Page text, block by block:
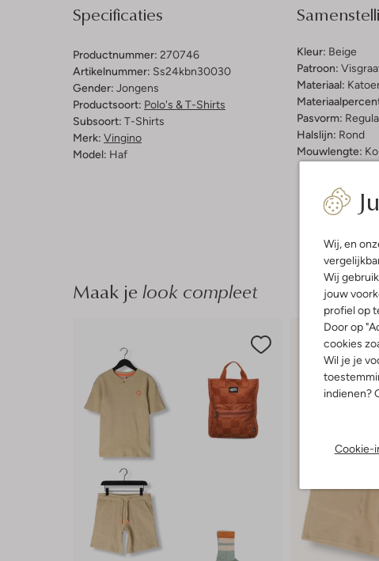
Wij, en
Wij
jouw
profiel op
Door op
cookies
Wil je je
indienen?
Cookie-
Specificaties
Productnummer: 270746
Artikelnummer: Ss24kbn30030
Gender: Jongens
Productsoort: Polo's & T-Shirts
Subsoort: T-Shirts
Merk: Vingino
Model: Haf
Kleur: Beige
Patroon:
Materiaal:
Pasvorm:
Halslijn: Rond
Mouwlengte:
Maak je look compleet